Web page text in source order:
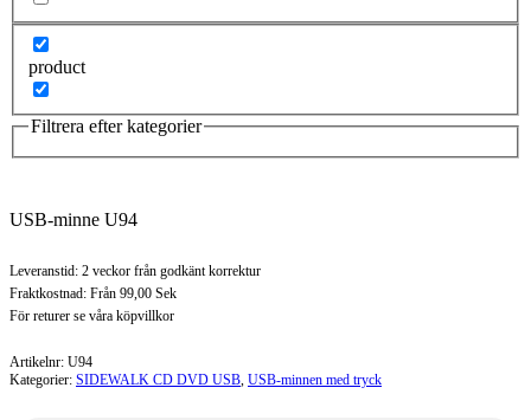
product
Filtrera efter kategorier
USB-minne U94
Leveranstid: 2 veckor från godkänt korrektur
Fraktkostnad: Från 99,00 Sek
För returer se våra köpvillkor
Artikelnr: U94
Kategorier: SIDEWALK CD DVD USB, USB-minnen med tryck